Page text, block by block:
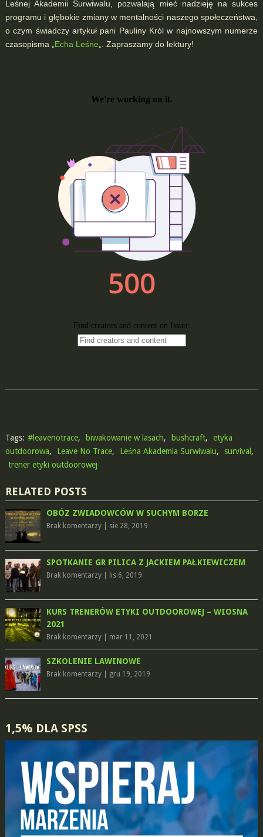
Leśnej Akademii Surwiwalu, pozwalają mieć nadzieję na sukces
programu i głębokie zmiany w mentalności naszego społeczeństwa,
o czym świadczy artykuł pani Pauliny Król w najnowszym numerze
czasopisma „ Echa Leśne „. Zapraszamy do lektury!
Tags: #leavenotrace, biwakowanie w lasach, bushcraft,
etyka
outdoorowa, Leave No Trace, Leśna Akademia Surwiwalu, survival ,
trener etyki outdoorowej
RELATED POSTS
OBÓZ ZWIADOWCÓW W SUCHYM BORZE
Brak komentarzy| sie 28, 2019
SPOTKANIE GR PILICA Z JACKIEM PAŁKIEWICZEM
Brak komentarzy| lis 6, 2019
KURS TRENERÓW ETYKI OUTDOOROWEJ – WIOSNA
2021
Brak komentarzy| mar 11, 2021
SZKOLENIE LAWINOWE
Brak komentarzy| gru 19, 2019
1,5% DLA SPSS